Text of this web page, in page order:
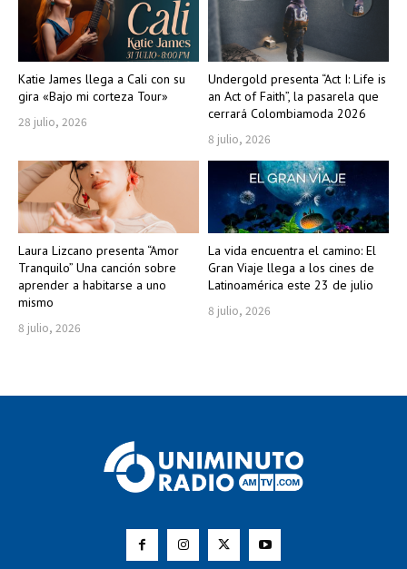
Katie James llega a Cali con su
gira «Bajo mi corteza Tour»
28 julio, 2026
Undergold presenta “Act I: Life is
an Act of Faith”, la pasarela que
cerrará Colombiamoda 2026
8 julio, 2026
Laura Lizcano presenta “Amor
Tranquilo” Una canción sobre
aprender a habitarse a uno
mismo
8 julio, 2026
La vida encuentra el camino: El
Gran Viaje llega a los cines de
Latinoamérica este 23 de julio
8 julio, 2026